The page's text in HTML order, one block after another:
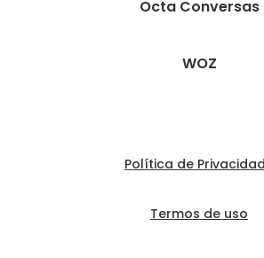
Octa Conversas
WOZ
Política de
Termos de uso